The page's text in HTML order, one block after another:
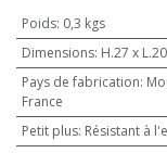
Poids: 0,3 kgs
Dimensions: H.27 x
Pays de fabrication:
France
Petit plus: Résistant à